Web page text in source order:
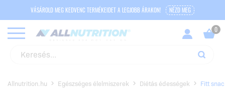
VÁSÁROLD MEG KEDVENC TERMÉKEIDET A LEGJOBB ÁRAKON! NÉZD MEG
Allnutrition.hu Egészséges élelmiszerek Diétás édességek Fitt